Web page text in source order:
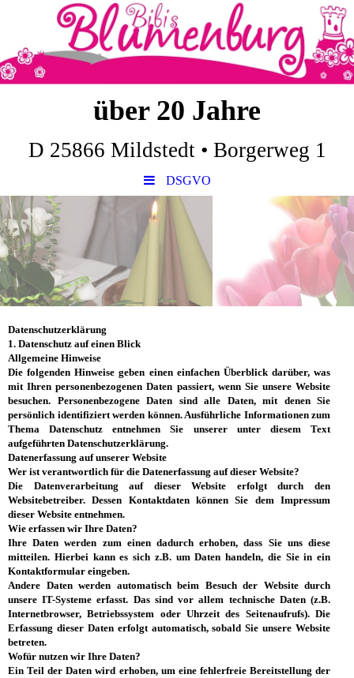
über 20 Jahre
D 25866 Mildstedt • Borgerweg 1
DSGVO
Datenschutzerklärung
1. Datenschutz auf einen Blick
Allgemeine Hinweise
Die folgenden Hinweise geben einen einfachen Überblick darüber, was
mit Ihren personenbezogenen Daten passiert, wenn Sie unsere Website
besuchen. Personenbezogene Daten sind alle Daten, mit denen Sie
persönlich identifiziert werden können. Ausführliche Informationen zum
Thema Datenschutz entnehmen Sie unserer unter diesem Text
aufgeführten Datenschutzerklärung.
Datenerfassung auf unserer Website
Wer ist verantwortlich für die Datenerfassung auf dieser Website?
Die Datenverarbeitung auf dieser Website erfolgt durch den
Websitebetreiber. Dessen Kontaktdaten können Sie dem Impressum
dieser Website entnehmen.
Wie erfassen wir Ihre Daten?
Ihre Daten werden zum einen dadurch erhoben, dass Sie uns diese
mitteilen. Hierbei kann es sich z.B. um Daten handeln, die Sie in ein
Kontaktformular eingeben.
Andere Daten werden automatisch beim Besuch der Website durch
unsere IT-Systeme erfasst. Das sind vor allem technische Daten (z.B.
Internetbrowser, Betriebssystem oder Uhrzeit des Seitenaufrufs). Die
Erfassung dieser Daten erfolgt automatisch, sobald Sie unsere Website
betreten.
Wofür nutzen wir Ihre Daten?
Ein Teil der Daten wird erhoben, um eine fehlerfreie Bereitstellung der